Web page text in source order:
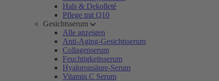
Hals & Dekolleté
Pflege mit Q10
Gesichtsserum
Alle anzeigen
Anti-Aging-Gesichtsserum
Collagenserum
Feuchtigkeitsserum
Hyaluronsäure-Serum
Vitamin C Serum